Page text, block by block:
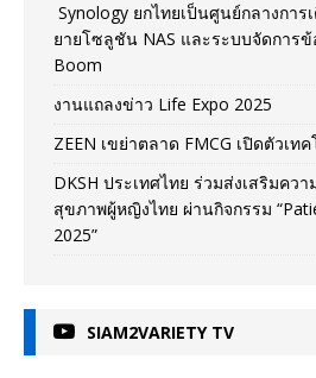
Synology ยกไทยเป็นศูนย์กลางการ
ยายโซลูชัน NAS และระบบจัดการ
Boom
งานแถลงข่าว Life Expo 2025
ZEEN เขย่าตลาด FMCG เปิดตัวเท
DKSH ประเทศไทย ร่วมส่งเสริมคว
สุขภาพผู้หญิงไทย ผ่านกิจกรรม
2025”
SIAM2VARIETY TV